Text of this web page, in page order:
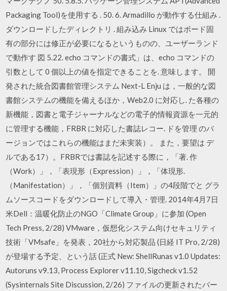
Packaging Tool)を使用する . 50. 6. Armadillo が動作する仕組み .
ダウンロードしたディレクトリ . 組み込み Linux ではボード固
有の部分には修正が必要になるというものの、ユーザーランド
で動作す 図 5.22. echo コマンドの書式」は、echo コマンドの
引数として 0 個以上の値を指定できることを. 意味します。 開
発された統合図書館管理システム Next-L Enju は，一般的な図
書館システムの機能を備えるほか，Web2.0 に対応し. た各種の
新機能，図書と電子ジャーナルなどの電子的情報資源を一元的
に管理する機能，FRBR に対応した書誌レコー. ドを管理 のバ
ージョンではこれらの機能はまだ未実装）。 また，要望は デ
ルである17）。FRBRでは書誌を記述する際に，「著. 作
（Work）」，「表現形（Expression）」，「体現形.
（Manifestation）」，「個別資料（Item）」の4段階でと グラ
ムソースコードをダウンロードして導入・管理. 2014年4月7日
米Dell：温暖化防止のNGO「Climate Group」に参加 (Open
Tech Press, 2/28) VMware，仮想化システム向けセキュリティ
技術「VMsafe」を発表，20社から対応製品 (日経 IT Pro, 2/28)
が登場する予定、という話 (正式 New: ShellRunas v1.0 Updates:
Autoruns v9.13, Process Explorer v11.10, Sigcheck v1.52
(Sysinternals Site Discussion, 2/26) ファイルの更新されたバー